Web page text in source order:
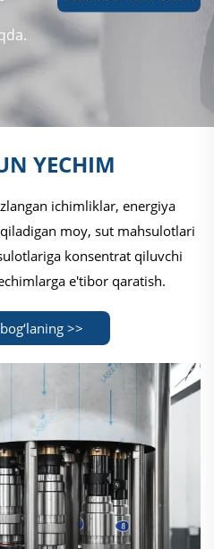
YECHIM
ichimliklar, energiya
moy, sut mahsulotlari
konsentrat qiluvchi
e'tibor qaratish.
>>